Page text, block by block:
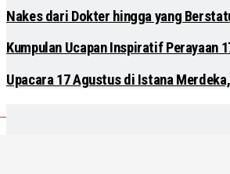
Nakes dari Dokter hingga yang
Kumpulan Ucapan Inspiratif Perayaan
Upacara 17 Agustus di Istana